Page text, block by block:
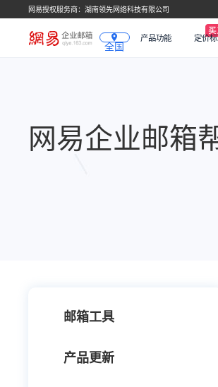
网易授权服务商：湖南领先网络科技有限公司
全国
产品功能 定价
网易企业邮箱
邮箱工具
产品更新